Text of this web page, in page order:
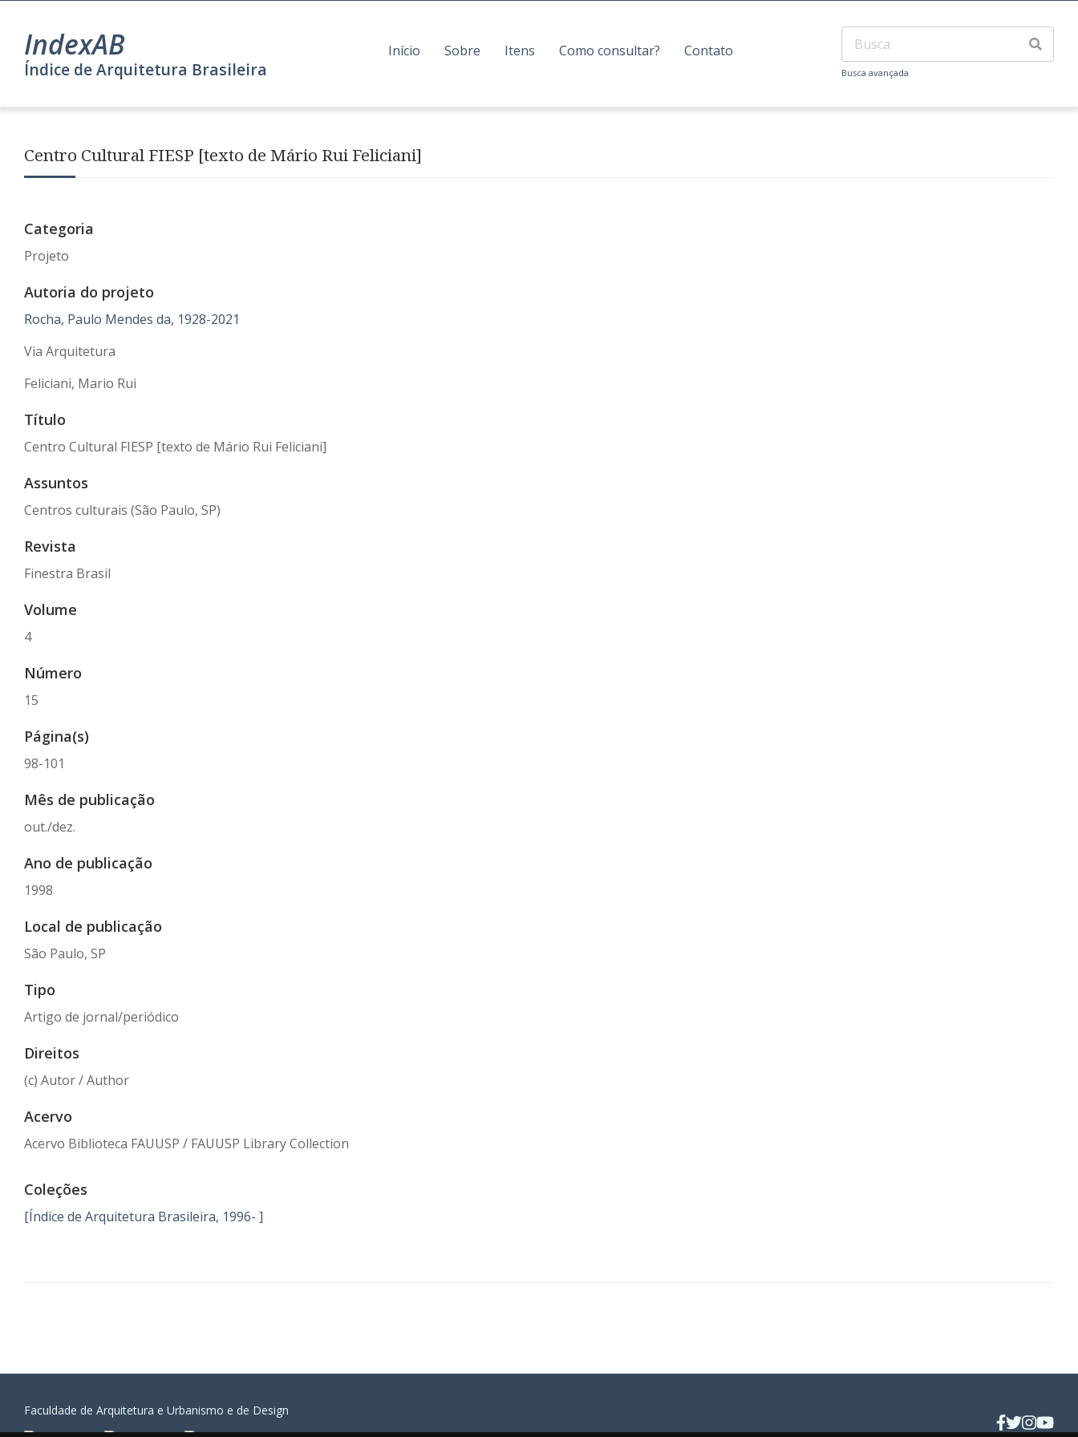
IndexAB
Índice de Arquitetura Brasileira
Início Sobre Itens Como consultar? Contato
Busca avançada
Centro Cultural FIESP [texto de Mário Rui Feliciani]
Categoria
Projeto
Autoria do projeto
Rocha, Paulo Mendes da, 1928-2021
Via Arquitetura
Feliciani, Mario Rui
Título
Centro Cultural FIESP [texto de Mário Rui Feliciani]
Assuntos
Centros culturais (São Paulo, SP)
Revista
Finestra Brasil
Volume
4
Número
15
Página(s)
98-101
Mês de publicação
out./dez.
Ano de publicação
1998
Local de publicação
São Paulo, SP
Tipo
Artigo de jornal/periódico
Direitos
(c) Autor / Author
Acervo
Acervo Biblioteca FAUUSP / FAUUSP Library Collection
Coleções
[Índice de Arquitetura Brasileira, 1996- ]
Faculdade de Arquitetura e Urbanismo e de Design